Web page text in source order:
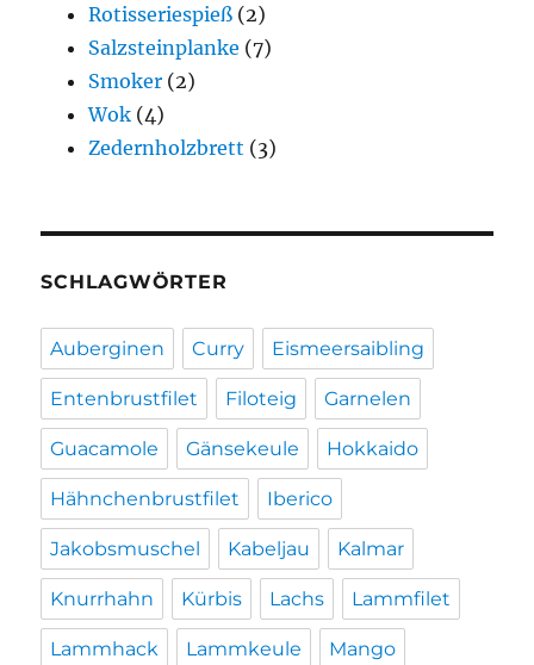
Rotisseriespieß (2)
Salzsteinplanke (7)
Smoker (2)
Wok (4)
Zedernholzbrett (3)
SCHLAGWÖRTER
Auberginen Curry Eismeersaibling
Entenbrustfilet Filoteig Garnelen
Guacamole Gänsekeule Hokkaido
Hähnchenbrustfilet Iberico
Jakobsmuschel Kabeljau Kalmar
Knurrhahn Kürbis Lachs Lammfilet
Lammhack Lammkeule Mango